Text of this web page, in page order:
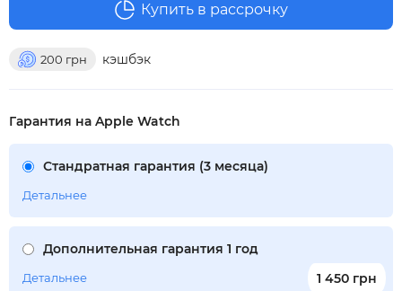
200 грн кэшбэк
Купить в рассрочку
Гарантия на Apple Watch
Стандратная гарантия (3 месяца)
Детальнее
Дополнительная гарантия 1 год
1 450 грн
Детальнее